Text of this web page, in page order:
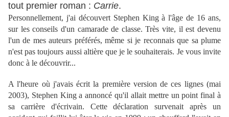
tout premier roman : Carrie.
Personnellement, j'ai découvert Stephen King à l'âge de 16 ans,
sur les conseils d'un camarade de classe. Très vite, il est devenu
l'un de mes auteurs préférés, même si je reconnais que sa plume
n'est pas toujours aussi altière que je le souhaiterais. Je vous invite
donc à le découvrir...
A l'heure où j'avais écrit la première version de ces lignes (mai
2003), Stephen King a annoncé qu'il allait mettre un point final à
sa carrière d'écrivain. Cette déclaration survenait après un